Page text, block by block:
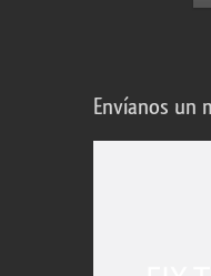
Envíanos un